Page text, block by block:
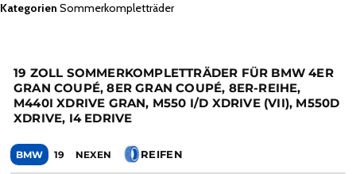
Kategorien Sommerkompletträder
19 ZOLL SOMMERKOMPLETTRÄDER FÜR BMW 4ER
GRAN COUPÉ, 8ER GRAN COUPÉ, 8ER-REIHE,
M440I XDRIVE GRAN, M550 I/D XDRIVE (VII), M550D
XDRIVE, I4 EDRIVE
BMW 19 NEXEN REIFEN